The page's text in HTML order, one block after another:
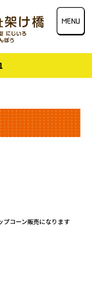
プコーン販売になります